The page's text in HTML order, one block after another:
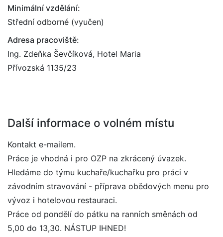
Minimální vzdělání:
Střední odborné (vyučen)
Adresa pracoviště:
Ing. Zdeňka Ševčíková, Hotel Maria
Přívozská 1135/23
Další informace o volném místu
Kontakt e-mailem.
Práce je vhodná i pro OZP na zkrácený úvazek.
Hledáme do týmu kuchaře/kuchařku pro práci v
závodním stravování - příprava obědových menu pro
vývoz i hotelovou restauraci.
Práce od pondělí do pátku na ranních směnách od
5,00 do 13,30. NÁSTUP IHNED!